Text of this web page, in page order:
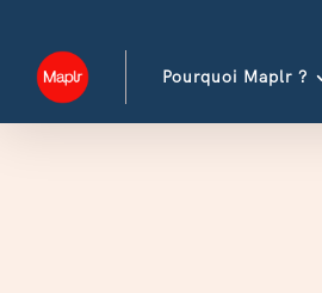
Pourquoi Maplr ?